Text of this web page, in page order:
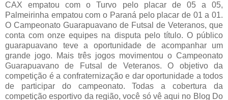
CAX empatou com o Turvo pelo placar de 05 a 05,
Palmeirinha empatou com o Paraná pelo placar de 01 a 01.
O Campeonato Guarapuavano de Futsal de Veteranos, que
conta com onze equipes na disputa pelo título. O público
guarapuavano teve a oportunidade de acompanhar um
grande jogo. Mais três jogos movimentou o Campeonato
Guarapuavano de Futsal de Veteranos. O objetivo da
competição é a confraternização e dar oportunidade a todos
de participar do campeonato. Todas a cobertura da
competição esportivo da região, você só vê aqui no Blog Do